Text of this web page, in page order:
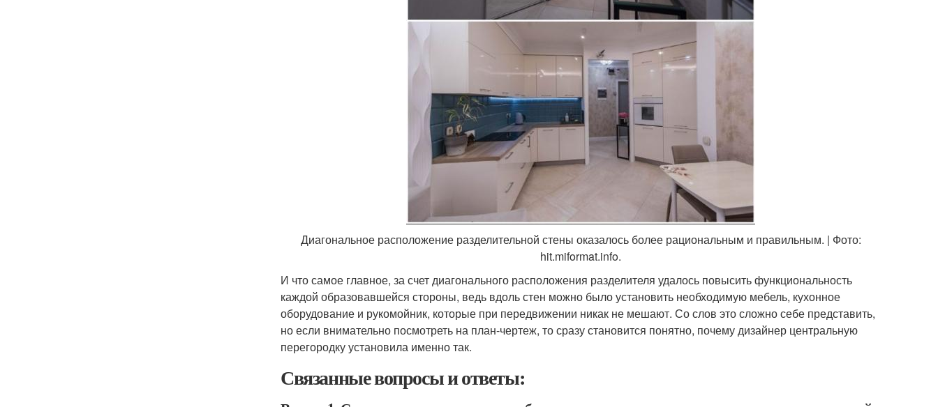
Диагональное расположение разделительной стены оказалось более рациональным и правильным. | Фото:
hit.miformat.info.
И что самое главное, за счет диагонального расположения разделителя удалось повысить функциональность
каждой образовавшейся стороны, ведь вдоль стен можно было установить необходимую мебель, кухонное
оборудование и рукомойник, которые при передвижении никак не мешают. Со слов это сложно себе представить,
но если внимательно посмотреть на план-чертеж, то сразу становится понятно, почему дизайнер центральную
перегородку установила именно так.
Связанные вопросы и ответы: